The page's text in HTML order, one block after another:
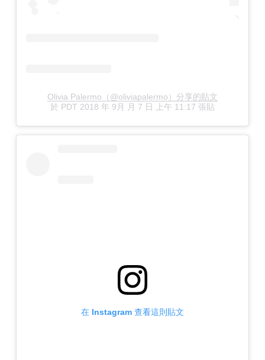
Olivia Palermo（@oliviapalermo）分享的貼文
於 PDT 2018 年 9月 月 7 日 上午 11:17 張貼
在 Instagram 查看這則貼文